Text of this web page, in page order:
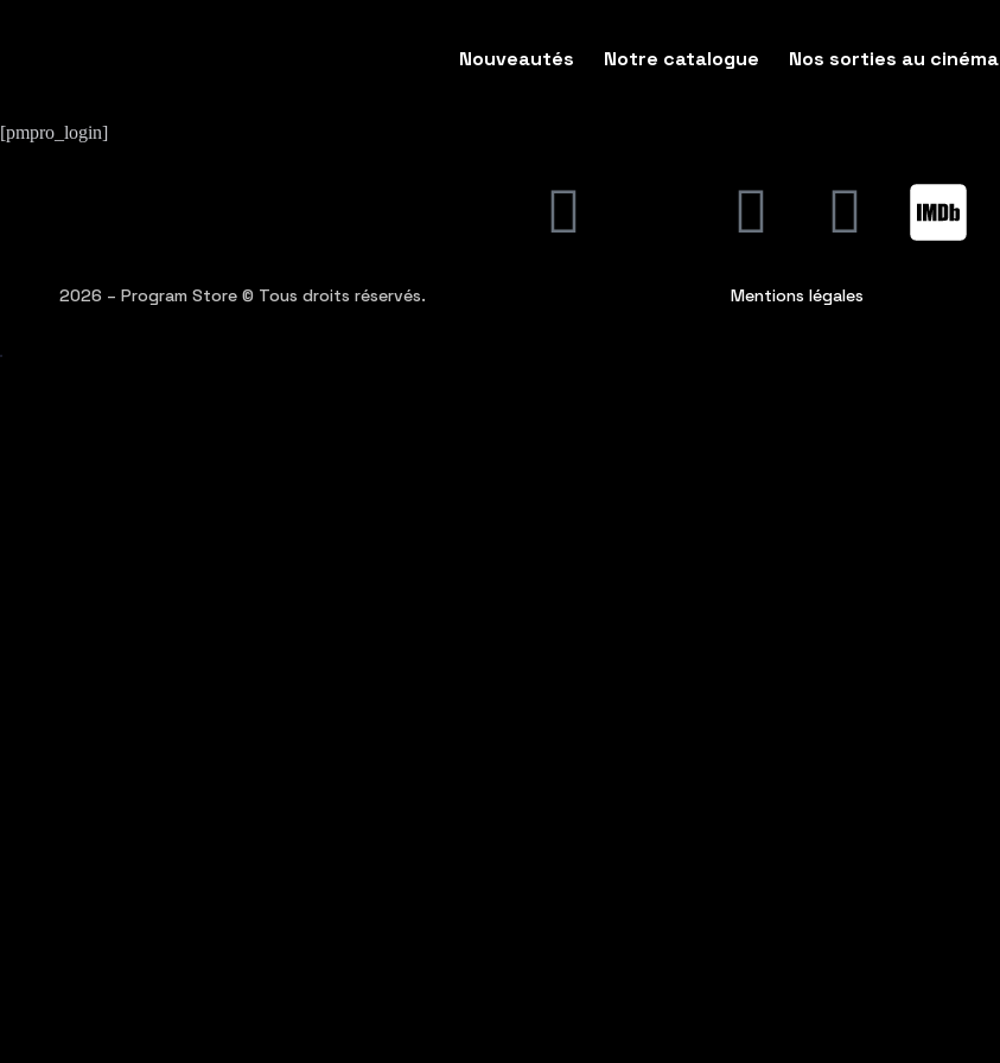
Nouveautés Notre catalogue Nos sorties au cinéma
[pmpro_login]
2026 – Program Store © Tous droits réservés. Mentions légales